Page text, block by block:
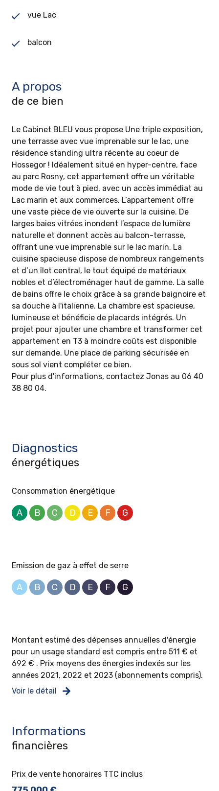
vue Lac
balcon
A propos
de ce bien
Le Cabinet BLEU vous propose Une triple exposition,
une terrasse avec vue imprenable sur le lac, une
résidence standing ultra récente au coeur de
Hossegor ! Idéalement situé en hyper-centre, face
au parc Rosny, cet appartement offre un véritable
mode de vie tout à pied, avec un accès immédiat au
Lac marin et aux commerces. L’appartement offre
une vaste pièce de vie ouverte sur la cuisine. De
larges baies vitrées inondent l’espace de lumière
naturelle et donnent accès au balcon-terrasse,
offrant une vue imprenable sur le lac marin. La
cuisine spacieuse dispose de nombreux rangements
et d’un îlot central, le tout équipé de matériaux
nobles et d’électroménager haut de gamme. La salle
de bains offre le choix grâce à sa grande baignoire et
sa douche à l'italienne. La chambre est spacieuse,
lumineuse et bénéficie de placards intégrés. Un
projet pour ajouter une chambre et transformer cet
appartement en T3 à moindre coûts est disponible
sur demande. Une place de parking sécurisée en
sous sol vient compléter ce bien.
Pour plus d'informations, contactez Jonas au 06 40
38 80 04.
Diagnostics
énergétiques
Consommation énergétique
A B C D E F G
Emission de gaz à effet de serre
A B C D E F G
Montant estimé des dépenses annuelles d'énergie
pour un usage standard est compris entre 511 € et
692 € . Prix moyens des énergies indexés sur les
années 2021, 2022 et 2023 (abonnements compris).
Voir le détail
Informations
financières
Prix de vente honoraires TTC inclus